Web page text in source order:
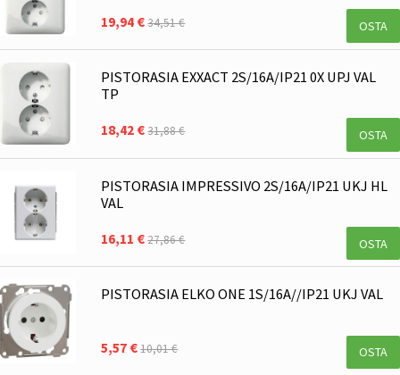
19,94 €34,51 € OSTA
PISTORASIA EXXACT 2S/16A/IP21 0X UPJ VAL
TP
18,42 €31,88 € OSTA
PISTORASIA IMPRESSIVO 2S/16A/IP21 UKJ HL
VAL
16,11 €27,86 € OSTA
PISTORASIA ELKO ONE 1S/16A//IP21 UKJ VAL
5,57 €10,01 € OSTA